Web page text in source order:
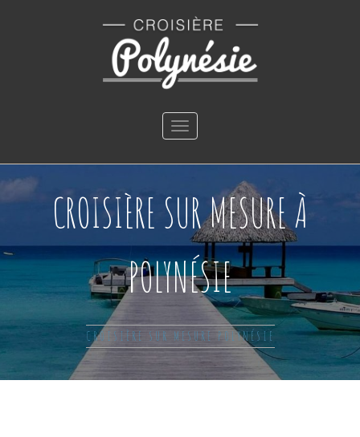
Toggle
navigation
CROISIÈRE SUR MESURE À
POLYNÉSIE
CROISIÈRE SUR MESURE POLYNÉSIE